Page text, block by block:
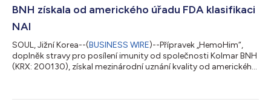
BNH získala od amerického úřadu FDA klasifikaci
NAI
SOUL, Jižní Korea--(BUSINESS WIRE)--Přípravek „HemoHim“,
doplněk stravy pro posílení imunity od společnosti Kolmar BNH
(KRX: 200130), získal mezinárodní uznání kvality od amerického
na světovém trhu. Společnost Kolmar BNH oznámila, že její